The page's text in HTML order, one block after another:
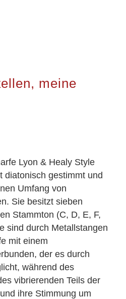
meine
Lyon & Healy Style
diatonisch gestimmt und
Umfang von
Sie besitzt sieben
Stammton (C, D, E, F,
sind durch Metallstangen
mit einem
der es durch
während des
vibrierenden Teils der
ihre Stimmung um